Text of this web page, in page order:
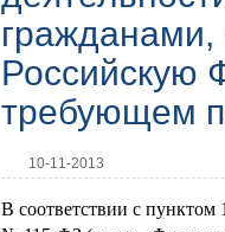
Российскую
требующем
10-11-2013
В соответствии с пунктом